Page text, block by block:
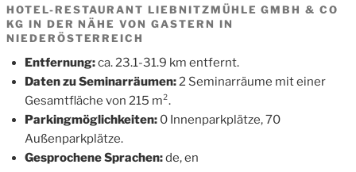
HOTEL-RESTAURANT LIEBNITZMÜHLE GMBH & CO
KG IN DER NÄHE VON GASTERN IN
NIEDERÖSTERREICH
Entfernung:ca. 23.1-31.9 km entfernt.
Daten zu Seminarräumen:2 Seminarräume mit einer
Gesamtfläche von 215 m².
Parkingmöglichkeiten: 0 Innenparkplätze, 70
Außenparkplätze.
Gesprochene Sprachen:de, en